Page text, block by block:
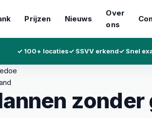
Prijzen Nieuws
Over
ons
✓ 100+ locaties✓ SSVV erkend✓ Snel
zonder